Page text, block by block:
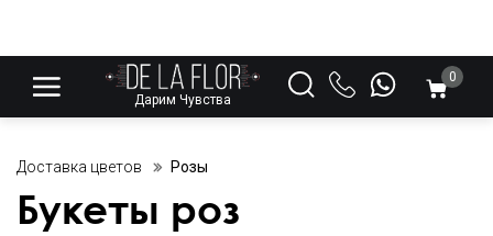
Дарим Чувства
0
Доставка цветов Розы
Букеты роз